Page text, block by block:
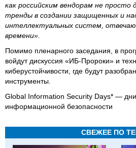
как российским вендорам не просто
тренды в создании защищенных и
интеллектуальных систем,
времени».
Помимо пленарного заседания, в
войдут дискуссия «ИБ-Пророки» и
киберустойчивости, где будут
инструменты.
Global Information Security Days* —
информационной безопасности
СВЕЖЕЕ ПО